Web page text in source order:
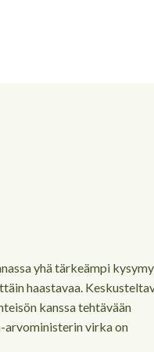
yhä tärkeämpi
haastavaa.
kanssa tehtävään
arvoministerin virka on